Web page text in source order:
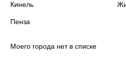
Кинель
Пенза
Моего города нет в списке